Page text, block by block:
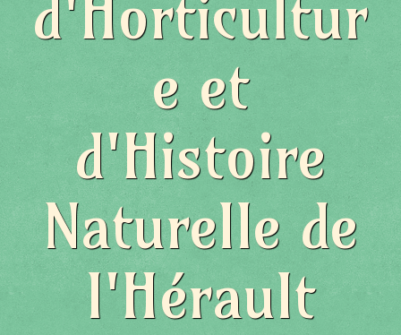
d'Horticultur
e et
d'Histoire
Naturelle de
l'Hérault